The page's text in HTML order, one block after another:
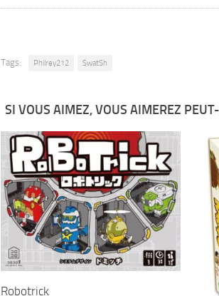
Tags: Philrey212 SwatSh
SI VOUS AIMEZ, VOUS AIMEREZ
Robotrick